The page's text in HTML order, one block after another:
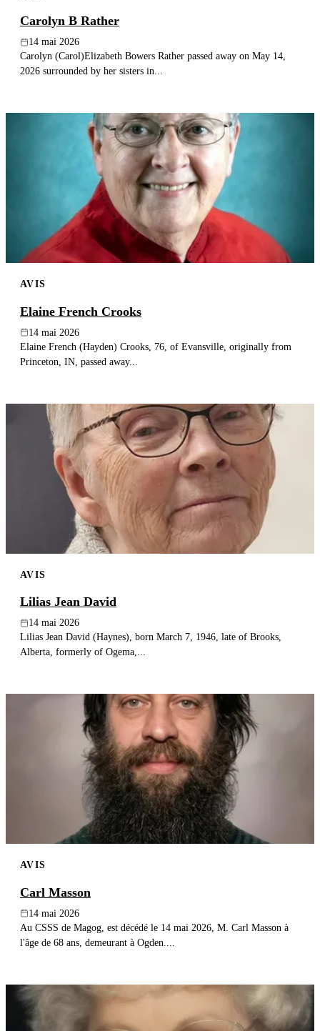
Carolyn B Rather
14 mai 2026
Carolyn (Carol)Elizabeth Bowers Rather passed away on May 14,
2026 surrounded by her sisters in...
AVIS
Elaine French Crooks
14 mai 2026
Elaine French (Hayden) Crooks, 76, of Evansville, originally from
Princeton, IN, passed away...
AVIS
Lilias Jean David
14 mai 2026
Lilias Jean David (Haynes), born March 7, 1946, late of Brooks,
Alberta, formerly of Ogema,...
AVIS
Carl Masson
14 mai 2026
Au CSSS de Magog, est décédé le 14 mai 2026, M. Carl Masson à
l'âge de 68 ans, demeurant à Ogden....